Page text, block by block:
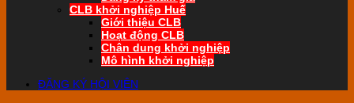
CLB khởi nghiệp Huế
Giới thiệu CLB
Hoạt động CLB
Chân dung khởi nghiệp
Mô hình khởi nghiệp
ĐĂNG KÝ HỘI VIÊN